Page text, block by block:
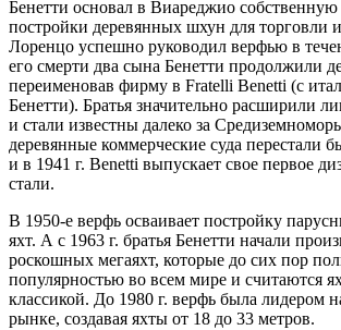
Бенетти основал в Виареджио
постройки деревянных шхун для торговли
Лоренцо успешно руководил верфью в
его смерти два сына Бенетти продолжили
переименовав фирму в Fratelli Benetti (с
Бенетти). Братья значительно расширили
и стали известны далеко за
деревянные коммерческие суда перестали
и в 1941 г. Benetti выпускает свое первое
стали.
В 1950-е верфь осваивает постройку
яхт. А с 1963 г. братья Бенетти начали
роскошных мегаяхт, которые до сих пор
популярностью во всем мире и считаются
классикой. До 1980 г. верфь была лидером
рынке, создавая яхты от 18 до 33 метров.